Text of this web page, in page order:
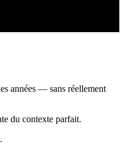
années — sans réellement
du contexte parfait.